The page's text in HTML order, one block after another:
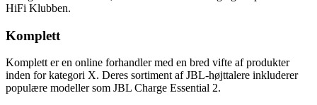
HiFi Klubben.
Komplett
Komplett er en online forhandler med en bred vifte af produkter
inden for kategori X. Deres sortiment af JBL-højttalere inkluderer
populære modeller som JBL Charge Essential 2.